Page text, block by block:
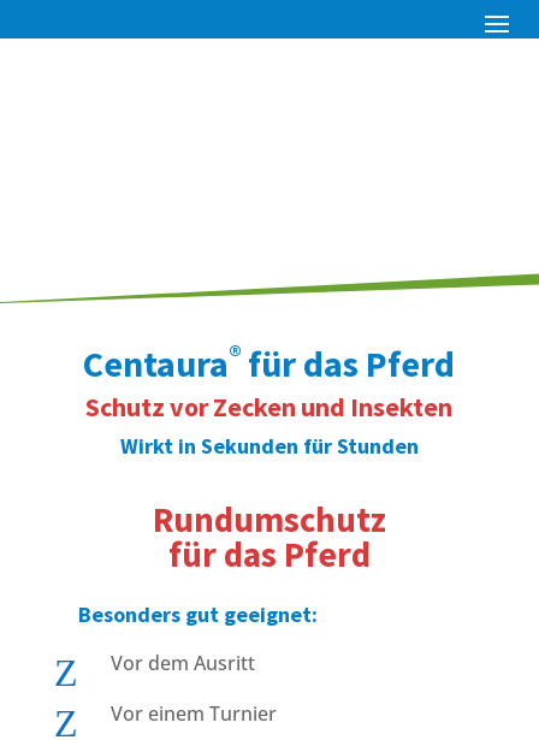
Centaura® für das Pferd
Schutz vor Zecken und Insekten
Wirkt in Sekunden für Stunden
Rundumschutz
für das Pferd
Besonders gut geeignet:
Z Vor dem Ausritt
Z Vor einem Turnier